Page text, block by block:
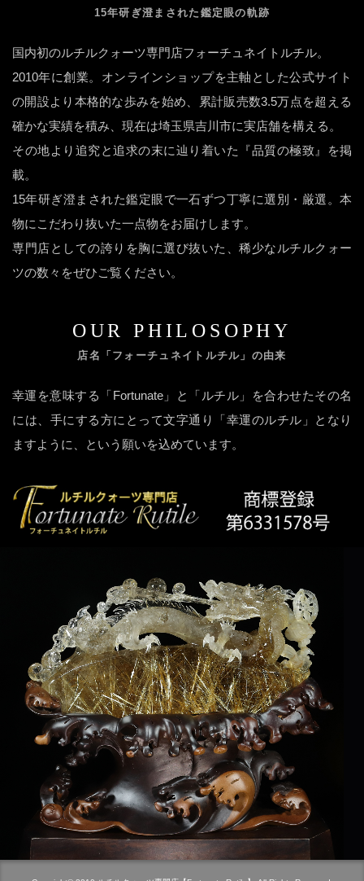
15年研ぎ澄まされた鑑定眼の軌跡
国内初のルチルクォーツ専門店フォーチュネイトルチル。
2010年に創業。オンラインショップを主軸とした公式サイト
の開設より本格的な歩みを始め、累計販売数3.5万点を超える
確かな実績を積み、現在は埼玉県吉川市に実店舗を構える。
その地より追究と追求の末に辿り着いた『品質の極致』を掲
載。
15年研ぎ澄まされた鑑定眼で一石ずつ丁寧に選別・厳選。本
物にこだわり抜いた一点物をお届けします。
専門店としての誇りを胸に選び抜いた、稀少なルチルクォー
ツの数々をぜひご覧ください。
OUR PHILOSOPHY
店名「フォーチュネイトルチル」の由来
幸運を意味する「Fortunate」と「ルチル」を合わせたその名
には、手にする方にとって文字通り「幸運のルチル」となり
ますように、という願いを込めています。